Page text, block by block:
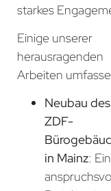
starkes
Einige unserer
herausragenden
Arbeiten
Neubau des
ZDF-
in Mainz: Ein